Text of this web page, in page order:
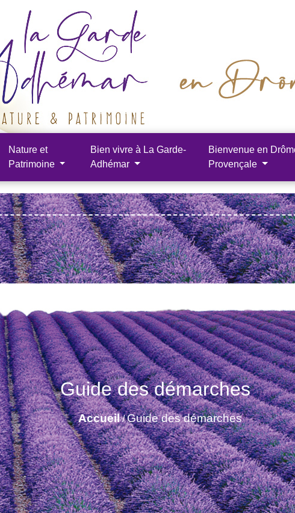
Nature et
Patrimoine
Bien vivre à La Garde-
Adhémar
Bienvenue en
Provençale
Guide des démarches
Accueil/Guide des démarches